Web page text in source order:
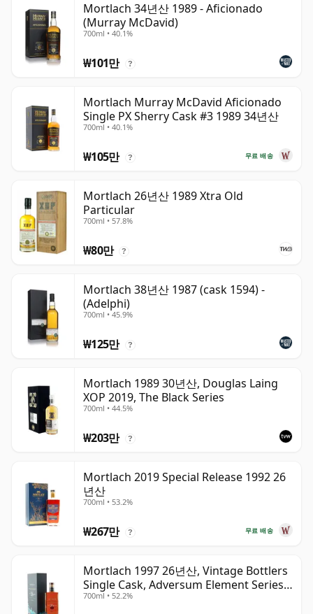
Mortlach 34년산 1989 - Aficionado
(Murray McDavid)
700ml • 40.1%
₩101만 ?
Mortlach Murray McDavid Aficionado
Single PX Sherry Cask #3 1989 34년산
700ml • 40.1%
무료 배송
₩105만 ?
Mortlach 26년산 1989 Xtra Old
Particular
700ml • 57.8%
₩80만 ?
Mortlach 38년산 1987 (cask 1594) -
(Adelphi)
700ml • 45.9%
₩125만 ?
Mortlach 1989 30년산, Douglas Laing
XOP 2019, The Black Series
700ml • 44.5%
₩203만 ?
Mortlach 2019 Special Release 1992 26
년산
700ml • 53.2%
무료 배송
₩267만 ?
Mortlach 1997 26년산, Vintage Bottlers
Single Cask, Adversum Element Series -
Water
700ml • 52.2%